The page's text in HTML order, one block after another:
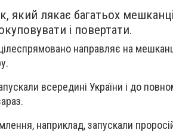
який лякає багатьох
і повертати.
направляє на
всередині України і до
наприклад, запускали